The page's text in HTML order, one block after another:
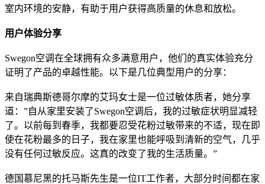
室内环境的安静，有助于用户获得高质量的休息和放松。
用户体验分享
Swegon空调在全球拥有众多满意用户，他们的真实体验充分
证明了产品的卓越性能。以下是几位典型用户的分享：
来自瑞典斯德哥尔摩的艾玛女士是一位过敏体质者，她分享
道：”自从家里安装了Swegon空调后，我的过敏症状明显减轻
了。以前每到春季，我都要忍受花粉过敏带来的不适，现在即
使在花粉最多的日子，我在家里也能呼吸到清新的空气，几乎
没有任何过敏反应。这真的改变了我的生活质量。”
德国慕尼黑的托马斯先生是一位IT工作者，大部分时间都在家